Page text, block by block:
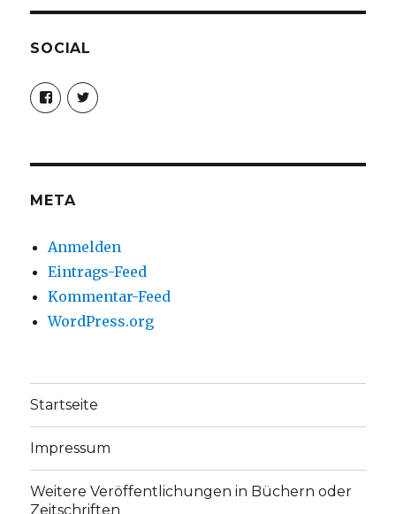
SOCIAL
Profil
von
christoph.fleischer1
anzeigen
Profil
von
anzeigen
META
Anmelden
Eintrags-Feed
Kommentar-Feed
WordPress.org
Startseite
Impressum
Weitere Veröffentlichungen in Büchern oder
Zeitschriften